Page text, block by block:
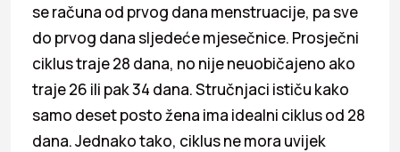
se računa od prvog dana menstruacije, pa sve
do prvog dana sljedeće mjesečnice. Prosječni
ciklus traje 28 dana, no nije neuobičajeno ako
traje 26 ili pak 34 dana. Stručnjaci ističu kako
samo deset posto žena ima idealni ciklus od 28
dana. Jednako tako, ciklus ne mora uvijek